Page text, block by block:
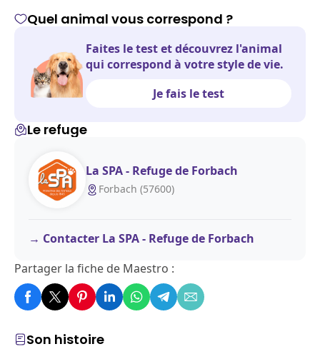
Son histoire
Quel animal vous correspond ?
Faites le test et découvrez l'animal
qui correspond à votre style de vie.
Je fais le test
Le refuge
La SPA - Refuge de Forbach
Forbach (57600)
Contacter La SPA - Refuge de Forbach
Partager la fiche de Maestro :